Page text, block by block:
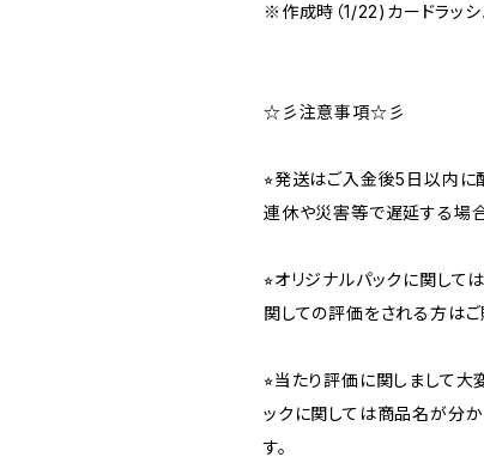
※作成時（1/22)カードラッ
☆彡注意事項☆彡
⭐︎発送はご入金後5日以内に
連休や災害等で遅延する場
⭐︎オリジナルパックに関し
関しての評価をされる方はご
⭐︎当たり評価に関しまして大
ックに関しては商品名が分
す。